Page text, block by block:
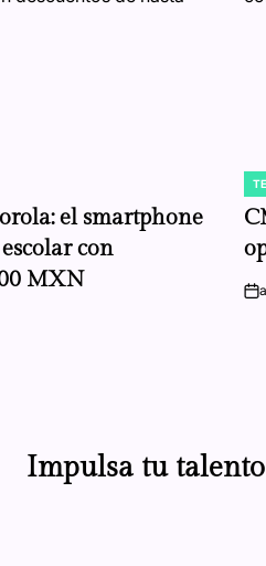
el smartphone
con
MXN
IN
on
Impulsa tu